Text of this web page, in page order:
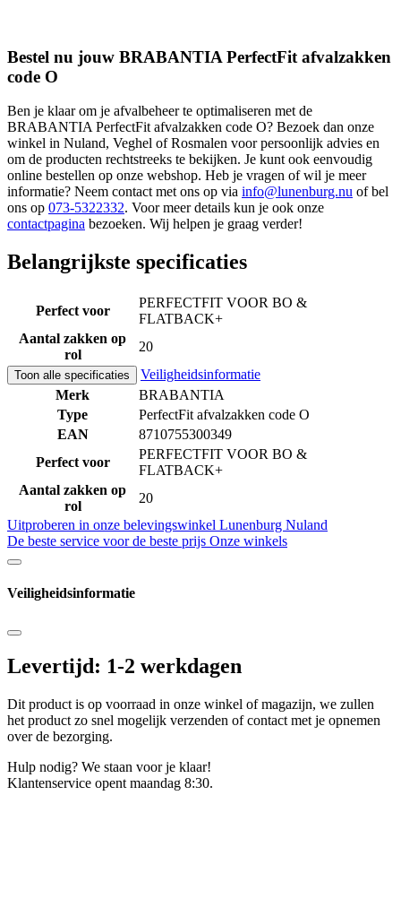
Bestel nu jouw BRABANTIA PerfectFit afvalzakken
code O
Ben je klaar om je afvalbeheer te optimaliseren met de
BRABANTIA PerfectFit afvalzakken code O? Bezoek dan onze
winkel in Nuland, Veghel of Rosmalen voor persoonlijk advies en
om de producten rechtstreeks te bekijken. Je kunt ook eenvoudig
online bestellen op onze webshop. Heb je vragen of wil je meer
informatie? Neem contact met ons op via info@lunenburg.nu of bel
ons op 073-5322332. Voor meer details kun je ook onze
contactpagina bezoeken. Wij helpen je graag verder!
Belangrijkste specificaties
Perfect voor
PERFECTFIT VOOR BO &
FLATBACK+
Aantal zakken op
rol
20
Toon alle specificaties
Veiligheidsinformatie
Merk
BRABANTIA
Type
PerfectFit afvalzakken code O
EAN
8710755300349
Perfect voor
PERFECTFIT VOOR BO &
FLATBACK+
Aantal zakken op
rol
20
Uitproberen in onze belevingswinkel Lunenburg Nuland
De beste service voor de beste prijs Onze winkels
Veiligheidsinformatie
Levertijd: 1-2 werkdagen
Dit product is op voorraad in onze winkel of magazijn, we zullen
het product zo snel mogelijk verzenden of contact met je opnemen
over de bezorging.
Hulp nodig? We staan voor je klaar!
Klantenservice opent maandag 8:30.